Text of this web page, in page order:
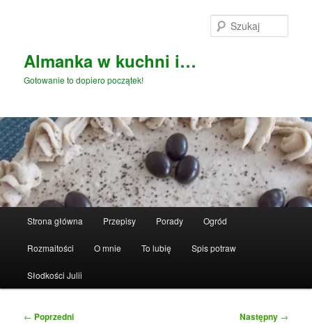
Almanka w kuchni i…
Gotowanie to dopiero początek!
Strona główna Przepisy Porady Ogród
Rozmaitości O mnie To lubię Spis potraw
Słodkości Julii
Nawigacja
← Poprzedni Następny →